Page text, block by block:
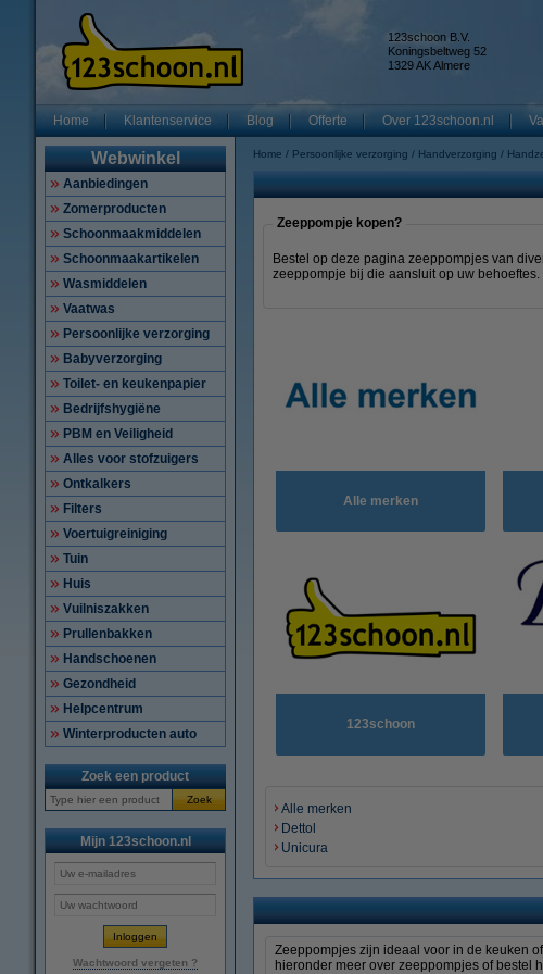
123schoon B.V.
Koningsbeltweg 52
1329 AK Almere
Home Klantenservice Blog Offerte Over 123schoon.nl
Webwinkel
Aanbiedingen
Zomerproducten
Schoonmaakmiddelen
Schoonmaakartikelen
Wasmiddelen
Vaatwas
Persoonlijke verzorging
Babyverzorging
Toilet- en keukenpapier
Bedrijfshygiëne
PBM en Veiligheid
Alles voor stofzuigers
Ontkalkers
Filters
Voertuigreiniging
Tuin
Huis
Vuilniszakken
Prullenbakken
Handschoenen
Gezondheid
Helpcentrum
Winterproducten auto
Zoek een product
Zoek
Mijn 123schoon.nl
Wachtwoord vergeten ?
Home Persoonlijke verzorging Handverzorging
Zeeppompje kopen?
Bestel op deze pagina zeeppompjes van
zeeppompje bij die aansluit op uw
Alle merken
123schoon
Alle merken
Dettol
Unicura
Zeeppompjes zijn ideaal voor in de keuken
hieronder meer over zeeppompjes of bestel